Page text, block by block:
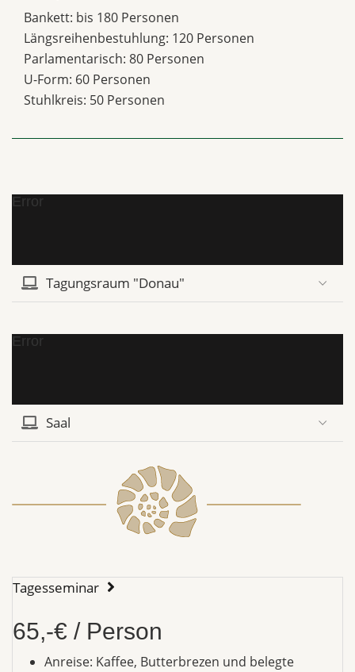
Bankett: bis 180 Personen
Längsreihenbestuhlung: 120 Personen
Parlamentarisch: 80 Personen
U-Form: 60 Personen
Stuhlkreis: 50 Personen
Error
Tagungsraum "Donau"
Error
Saal
Tagesseminar
65,-€ / Person
Anreise: Kaffee, Butterbrezen und belegte